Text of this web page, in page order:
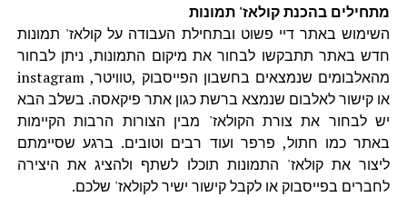
מתחילים בהכנת קולאז' תמונות
השימוש באתר דיי פשוט ובתחילת העבודה על קולאז' תמונות
חדש באתר תתבקשו לבחור את מיקום התמונות, ניתן לבחור
מהאלבומים שנמצאים בחשבון הפייסבוק ,טוויטר, instagram
או קישור לאלבום שנמצא ברשת כגון אתר פיקאסה. בשלב הבא
יש לבחור את צורת הקולאז' מבין הצורות הרבות הקיימות
באתר כמו חתול, פרפר ועוד רבים וטובים. ברגע שסיימתם
ליצור את קולאז' התמונות תוכלו לשתף ולהציג את היצירה
לחברים בפייסבוק או לקבל קישור ישיר לקולאז' שלכם.